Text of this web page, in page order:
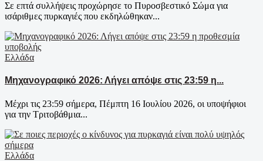
Σε επτά συλλήψεις προχώρησε το Πυροσβεστικό Σώμα για
ισάριθμες πυρκαγιές που εκδηλώθηκαν...
Ελλάδα
Μηχανογραφικό 2026: Λήγει απόψε στις 23:59 η...
Μέχρι τις 23:59 σήμερα, Πέμπτη 16 Ιουλίου 2026, οι υποψήφιοι
για την Τριτοβάθμια...
Ελλάδα